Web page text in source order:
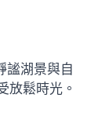
謐湖景與自
放鬆時光。